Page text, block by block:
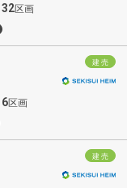
32区画
建 売
6区画
建 売